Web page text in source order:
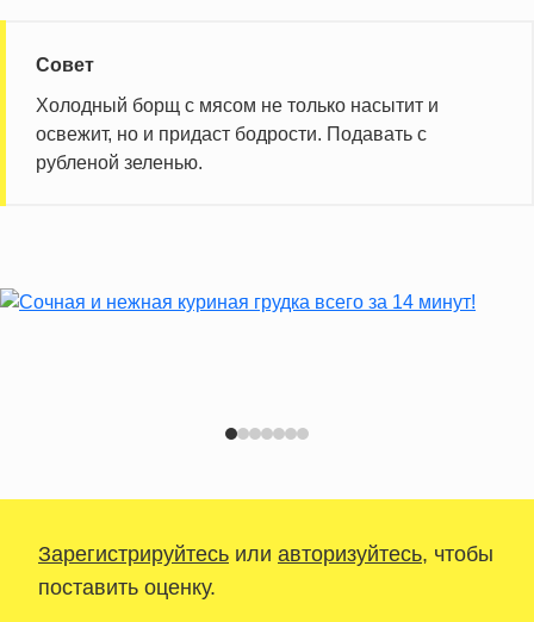
Совет
Холодный борщ с мясом не только насытит и
освежит, но и придаст бодрости. Подавать с
рубленой зеленью.
Зарегистрируйтесь или авторизуйтесь, чтобы
поставить оценку.